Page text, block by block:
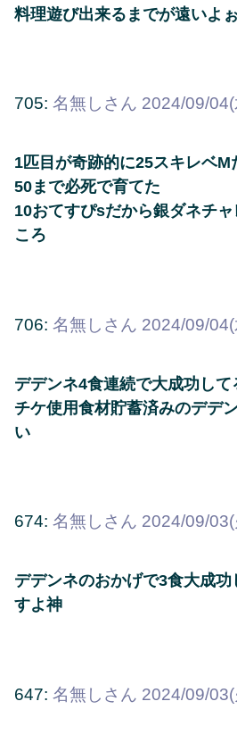
料理遊び出来るまでが遠いよぉ
705: 名無しさん 2024/09/
1匹目が奇跡的に25スキレベ
50まで必死で育てた
10おてすぴsだから銀ダネチ
ころ
706: 名無しさん 2024/09/
デデンネ4食連続で大成功して
チケ使用食材貯蓄済みのデデ
い
674: 名無しさん 2024/09/
デデンネのおかげで3食大成
すよ神
647: 名無しさん 2024/09/